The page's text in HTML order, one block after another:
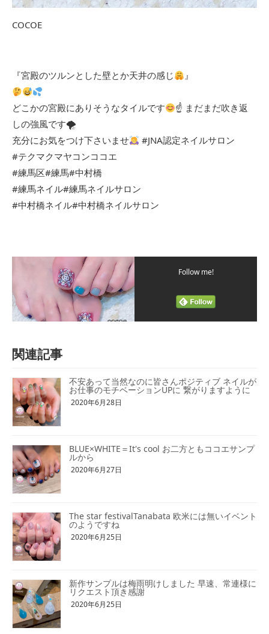
COCOE
『宮殿のツルンとした壁とか天井の感じ 』
どこかの宮殿にありそうなタイルです ☝ まだまだ吹き返
しの強風です🌪
充分にお気をつけ下さいませ
#JNA認定ネイルサロン
#テクマクマヤコンココエ
#練馬区#練馬#中村橋
#練馬ネイル#練馬ネイルサロン
#中村橋ネイル#中村橋ネイルサロン
Follow me!
関連記事
不安あって当然なのに皆さんポジティブ ネイルが
お仕事のモチベーションUPに 繋がりますように
2020年6月28日
BLUE×WHITE＝It's cool お二方ともココエサンプ
ルから
2020年6月27日
The star festivalTanabata 欧米には無いイベント
のようですね
2020年6月25日
新作サンプルは梅雨明けしました 早速、常連様に
リクエスト頂き感謝
2020年6月25日